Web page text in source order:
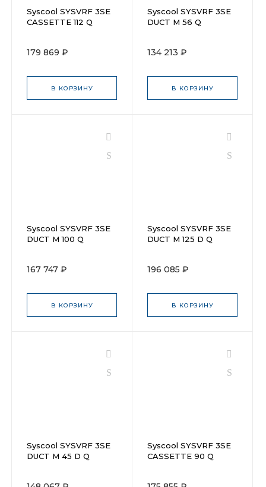
Syscool SYSVRF 3SE
CASSETTE 112 Q
179 869 ₽
В КОРЗИНУ
Syscool SYSVRF 3SE
DUCT M 56 Q
134 213 ₽
В КОРЗИНУ
Syscool SYSVRF 3SE
DUCT M 100 Q
167 747 ₽
В КОРЗИНУ
Syscool SYSVRF 3SE
DUCT M 125 D Q
196 085 ₽
В КОРЗИНУ
Syscool SYSVRF 3SE
DUCT M 45 D Q
Syscool SYSVRF 3SE
CASSETTE 90 Q